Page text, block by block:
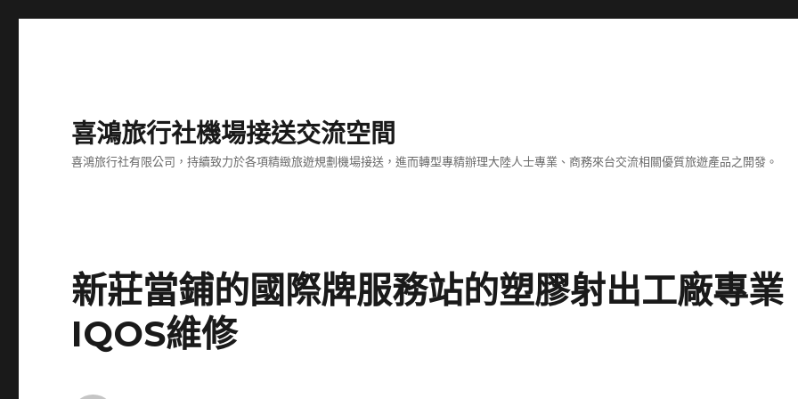
喜鴻旅行社機場接送交流空間
喜鴻旅行社有限公司，持續致力於各項精緻旅遊規劃機場接送，進而轉型專精辦理大陸人士專業、商務來台交流相關優質旅遊產品之開發。
新莊當鋪的國際牌服務站的塑膠射出工廠專業
IQOS維修